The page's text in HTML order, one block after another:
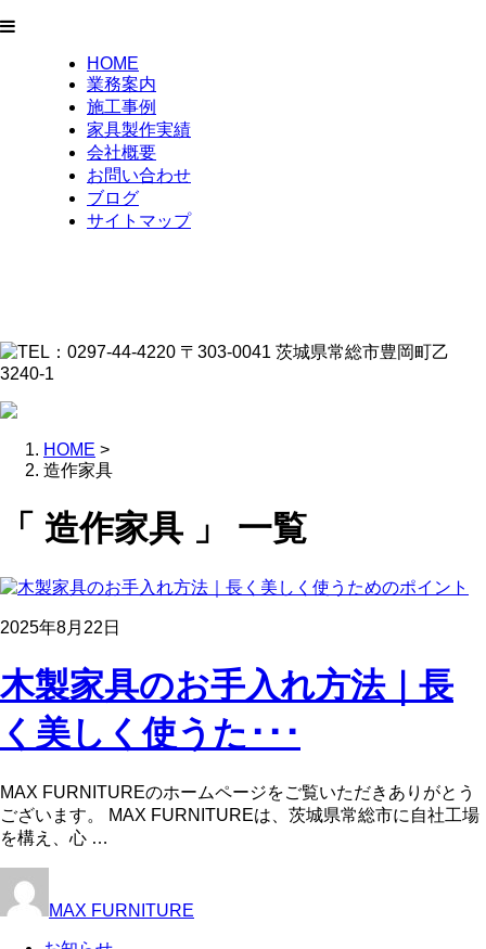
HOME
業務案内
施工事例
家具製作実績
会社概要
お問い合わせ
ブログ
サイトマップ
HOME >
造作家具
「 造作家具 」 一覧
2025年8月22日
木製家具のお手入れ方法｜長
く美しく使うた･･･
MAX FURNITUREのホームページをご覧いただきありがとう
ございます。 MAX FURNITUREは、茨城県常総市に自社工場
を構え、心 …
MAX FURNITURE